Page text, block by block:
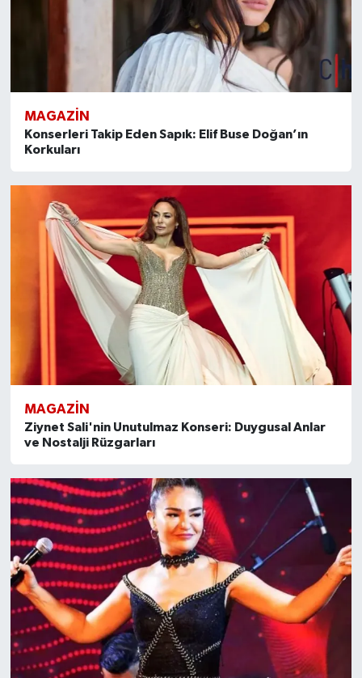
MAGAZİN
Konserleri Takip Eden Sapık: Elif Buse Doğan’ın
Korkuları
MAGAZİN
Ziynet Sali'nin Unutulmaz Konseri: Duygusal Anlar
ve Nostalji Rüzgarları